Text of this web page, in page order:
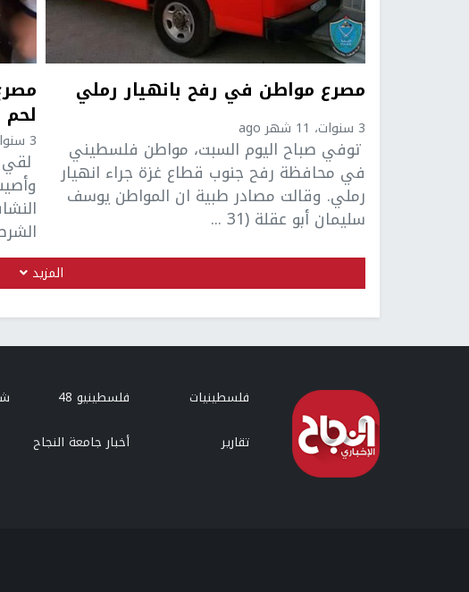
مصرع مواطن في رفح بانهيار رملي
3 سنوات، 11 شهر ago
توفي صباح اليوم السبت، مواطن فلسطيني
في محافظة رفح جنوب قطاع غزة جراء انهيار
رملي. وقالت مصادر طبية ان المواطن يوسف
سليمان أبو عقلة (31 ...
لحم
3 سنوات، 11 شهر ago
المزيد
فلسطينيات فلسطينيو 48
تقارير
أخبار جامعة النجاح